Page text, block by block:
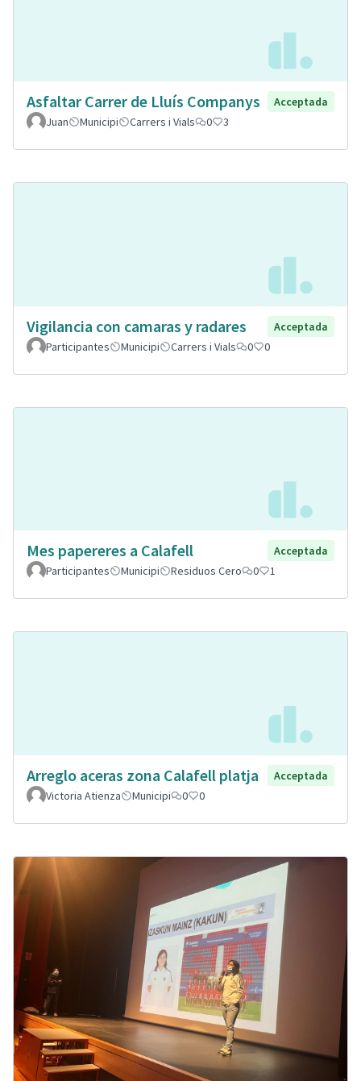
Asfaltar Carrer de Lluís Companys
Acceptada
Juan
Municipi Carrers i Vials 0 3
Vigilancia con camaras y radares
Acceptada
Participantes
Municipi Carrers i Vials 0 0
Mes papereres a Calafell
Acceptada
Participantes
Municipi Residuos Cero 0 1
Arreglo aceras zona Calafell platja
Acceptada
Victoria Atienza
Municipi 0 0